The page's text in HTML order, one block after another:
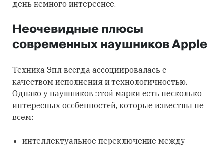
день немного интереснее.
Неочевидные плюсы
современных наушников Apple
Техника Эпл всегда ассоциировалась с
качеством исполнения и технологичностью.
Однако у наушников этой марки есть несколько
интересных особенностей, которые известны не
всем:
интеллектуальное переключение между